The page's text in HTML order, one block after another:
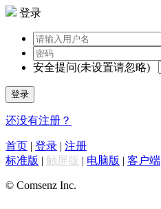
登录
安全提问(未设置请忽略)
登录
还没有注册？
首页 | 登录 | 注册
标准版 | 触屏版 | 电脑版 | 客户端
© Comsenz Inc.